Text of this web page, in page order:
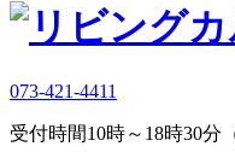
073-421-4411
受付時間10時～18時30分